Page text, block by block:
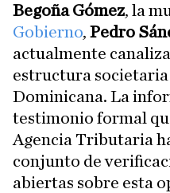
Begoña Gómez, la
Gobierno, Pedro
actualmente
estructura societaria
Dominicana. La
testimonio formal
Agencia Tributaria
conjunto de
abiertas sobre esta